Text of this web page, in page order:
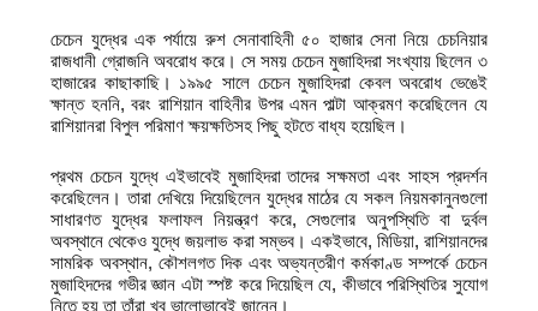
চেচেন যুদ্ধের এক পর্যায়ে রুশ সেনাবাহিনী ৫০ হাজার সেনা নিয়ে চেচনিয়ার
রাজধানী গ্রোজনি অবরোধ করে। সে সময় চেচেন মুজাহিদরা সংখ্যায় ছিলেন ৩
হাজারের কাছাকাছি। ১৯৯৫ সালে চেচেন মুজাহিদরা কেবল অবরোধ ভেঙেই
ক্ষান্ত হননি, বরং রাশিয়ান বাহিনীর উপর এমন পাল্টা আক্রমণ করেছিলেন যে
রাশিয়ানরা বিপুল পরিমাণ ক্ষয়ক্ষতিসহ পিছু হটতে বাধ্য হয়েছিল।
প্রথম চেচেন যুদ্ধে এইভাবেই মুজাহিদরা তাদের সক্ষমতা এবং সাহস প্রদর্শন
করেছিলেন। তারা দেখিয়ে দিয়েছিলেন যুদ্ধের মাঠের যে সকল নিয়মকানুনগুলো
সাধারণত যুদ্ধের ফলাফল নিয়ন্ত্রণ করে, সেগুলোর অনুপস্থিতি বা দুর্বল
অবস্থানে থেকেও যুদ্ধে জয়লাভ করা সম্ভব। একইভাবে, মিডিয়া, রাশিয়ানদের
সামরিক অবস্থান, কৌশলগত দিক এবং অভ্যন্তরীণ কর্মকাণ্ড সম্পর্কে চেচেন
মুজাহিদদের গভীর জ্ঞান এটা স্পষ্ট করে দিয়েছিল যে, কীভাবে পরিস্থিতির সুযোগ
নিতে হয় তা তাঁরা খুব ভালোভাবেই জানেন।